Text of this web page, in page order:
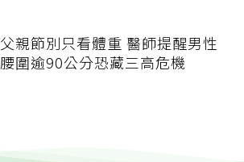
父親節別只看體重 醫師提醒男性
腰圍逾90公分恐藏三高危機